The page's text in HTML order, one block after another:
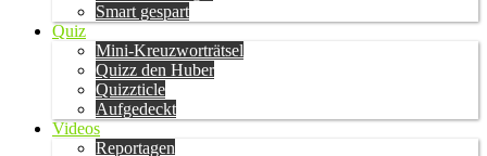
Smart gespart
Quiz
Mini-Kreuzworträtsel
Quizz den Huber
Quizzticle
Aufgedeckt
Videos
Reportagen